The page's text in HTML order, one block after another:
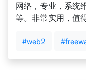
网络，专业，系统
等。非常实用，值
#web2